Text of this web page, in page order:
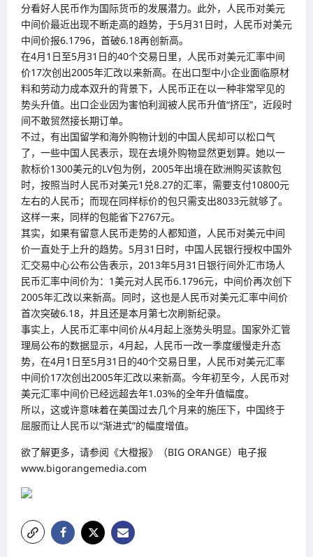
分看好人民币作为国际货币的发展潜力。此外，人民币对美元
中间价最近出现不断走高的趋势，于5月31日时，人民币对美元
中间价报6.1796，首破6.18再创新高。
在4月1日至5月31日的40个交易日里，人民币对美元汇率中间
价17次创出2005年汇改以来新高。在出口型中小企业面临原材
料和劳动力成本双升的背景下，人民币正在以一种非常罕见的
势头升值。出口企业因为害怕利润被人民币升值“挤压”，近段时
间不敢贸然接长期订单。
不过，有出国留学和海外购物计划的中国人民却可以松口气
了，一些中国人民表示，现在去境外购物显然更划算。她以一
款标价1300美元的LV包为例，2005年出境在欧洲购买该款包
时，按照当时人民币对美元1兑8.27的汇率，需要支付10800元
左右的人民币；而现在同样标价的包只需支出8033元就够了。
这样一来，同样的包能省下2767元。
其实，如果有留意人民币走势的人都知道，人民币对美元中间
价一直处于上升的趋势。5月31日时，中国人民银行授权中国外
汇交易中心公布公告表示，2013年5月31日银行间外汇市场人
民币汇率中间价为：1美元对人民币6.1796元，中间价再次创下
2005年汇改以来新高。同时，这也是人民币对美元汇率中间价
首次突破6.18，并且还是本月第七次刷新纪录。
事实上，人民币汇率中间价从4月起上涨势头明显。国家外汇管
理局公布的数据显示，4月起，人民币一改一季度缓慢走升态
势，在4月1日至5月31日的40个交易日里，人民币对美元汇率
中间价17次创出2005年汇改以来新高。今年初至今，人民币对
美元汇率中间价已经远超去年1.03%的全年升值幅度。
所以，这或许意味着在美国过去几个月来的施压下，中国终于
屈服而让人民币以“渐进式”的幅度增值。
欲了解更多，请参阅《大橙报》（BIG ORANGE）电子报
www.bigorangemedia.com